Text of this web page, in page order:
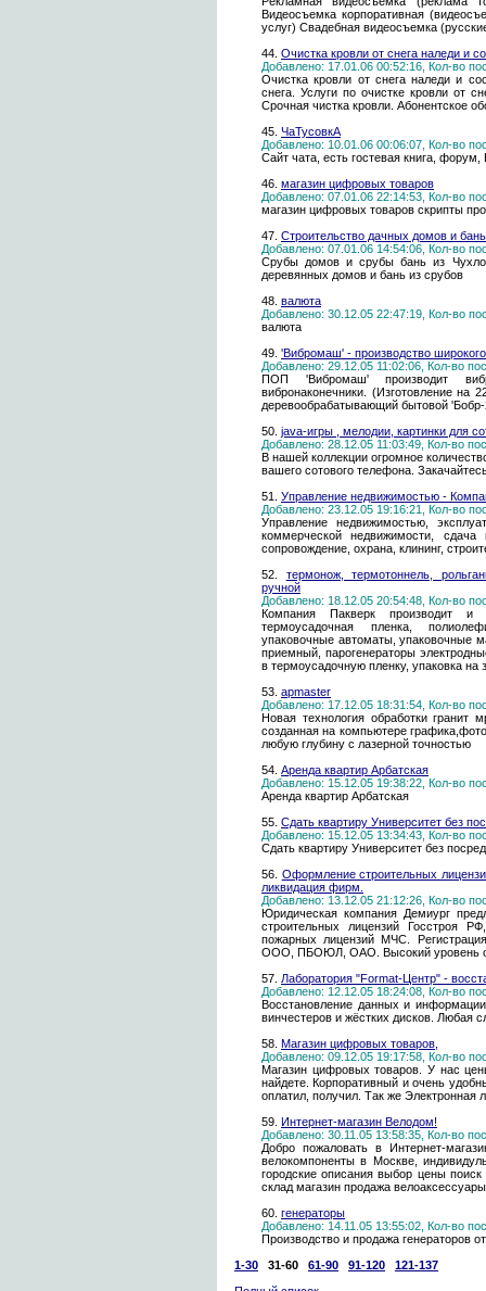
Видеосъемка корпоративная
услуг) Свадебная видеосъемка
44. Очистка кровли от снега наледи и
Добавлено: 17.01.06 00:52:16, Кол-во
Очистка кровли от снега наледи и
снега. Услуги по очистке кровли от
Срочная чистка кровли. Абонентское
45. ЧаТусовкА
Добавлено: 10.01.06 00:06:07, Кол-во
Сайт чата, есть гостевая книга, форум,
46. магазин цифровых товаров
Добавлено: 07.01.06 22:14:53, Кол-во
магазин цифровых товаров скрипты
47. Строительство дачных домов и
Добавлено: 07.01.06 14:54:06, Кол-во
Срубы домов и срубы бань из
деревянных домов и бань из срубов
48. валюта
Добавлено: 30.12.05 22:47:19, Кол-во
валюта
49. 'Вибромаш' - производство
Добавлено: 29.12.05 11:02:06, Кол-во
ПОП 'Вибромаш' производит
вибронаконечники. (Изготовление на
деревообрабатывающий бытовой
50. java-игры , мелодии, картинки для
Добавлено: 28.12.05 11:03:49, Кол-во
В нашей коллекции огромное
вашего сотового телефона.
51. Управление недвижимостью -
Добавлено: 23.12.05 19:16:21, Кол-во
Управление недвижимостью,
коммерческой недвижимости,
сопровождение, охрана, клининг,
52. термонож, термотоннель,
ручной
Добавлено: 18.12.05 20:54:48, Кол-во
Компания Пакверк производит и
термоусадочная пленка,
упаковочные автоматы, упаковочные
приемный, парогенераторы
в термоусадочную пленку, упаковка на
53. apmaster
Добавлено: 17.12.05 18:31:54, Кол-во
Новая технология обработки гранит
созданная на компьютере
любую глубину с лазерной точностью
54. Аренда квартир Арбатская
Добавлено: 15.12.05 19:38:22, Кол-во
Аренда квартир Арбатская
55. Сдать квартиру Университет без
Добавлено: 15.12.05 13:34:43, Кол-во
Сдать квартиру Университет без
56. Оформление строительных
ликвидация фирм.
Добавлено: 13.12.05 21:12:26, Кол-во
Юридическая компания Демиург
строительных лицензий Госстроя РФ,
пожарных лицензий МЧС.
ООО, ПБОЮЛ, ОАО. Высокий уровень
57. Лаборатория "Format-Центр" -
Добавлено: 12.12.05 18:24:08, Кол-во
Восстановление данных и
винчестеров и жёстких дисков. Любая
58. Магазин цифровых товаров,
Добавлено: 09.12.05 19:17:58, Кол-во
Магазин цифровых товаров. У нас
найдете. Корпоративный и очень
оплатил, получил. Так же Электронная
59. Интернет-магазин Велодом!
Добавлено: 30.11.05 13:58:35, Кол-во
Добро пожаловать в Интернет-
велокомпоненты в Москве,
городские описания выбор цены
склад магазин продажа
60. генераторы
Добавлено: 14.11.05 13:55:02, Кол-во
Производство и продажа генераторов
1-30
31-60 61-90 91-120
121-137